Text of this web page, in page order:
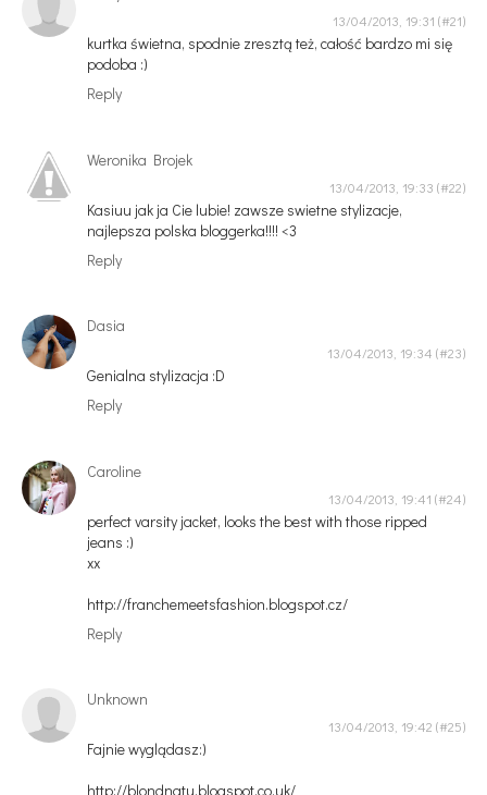
13/04/2013, 19:31
kurtka świetna, spodnie zresztą też, całość bardzo mi się
podoba :)
Reply
Weronika Brojek
13/04/2013, 19:33
Kasiuu jak ja Cie lubie! zawsze swietne stylizacje,
najlepsza polska bloggerka!!!! <3
Reply
Dasia
13/04/2013, 19:34
Genialna stylizacja :D
Reply
Caroline
13/04/2013, 19:41
perfect varsity jacket, looks the best with those ripped
jeans :)
xx
http://franchemeetsfashion.blogspot.cz/
Reply
Unknown
13/04/2013, 19:42
Fajnie wyglądasz:)
http://blondnatu.blogspot.co.uk/